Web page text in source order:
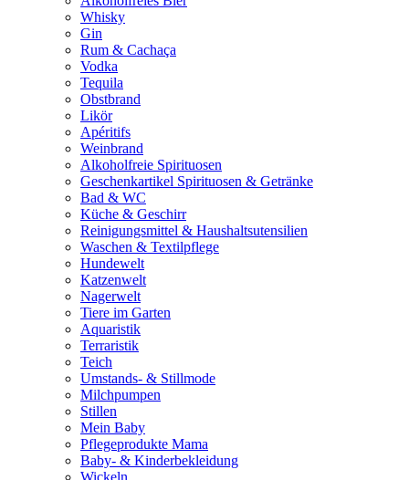
Whisky
Gin
Rum & Cachaça
Vodka
Tequila
Obstbrand
Likör
Apéritifs
Weinbrand
Alkoholfreie Spirituosen
Geschenkartikel Spirituosen & Getränke
Bad & WC
Küche & Geschirr
Reinigungsmittel & Haushaltsutensilien
Waschen & Textilpflege
Hundewelt
Katzenwelt
Nagerwelt
Tiere im Garten
Aquaristik
Terraristik
Teich
Umstands- & Stillmode
Milchpumpen
Stillen
Mein Baby
Pflegeprodukte Mama
Baby- & Kinderbekleidung
Wickeln